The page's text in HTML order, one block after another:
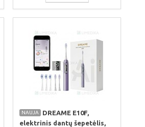
NAUJA
DREAME E10F,
elektrinis dantų šepetėlis,